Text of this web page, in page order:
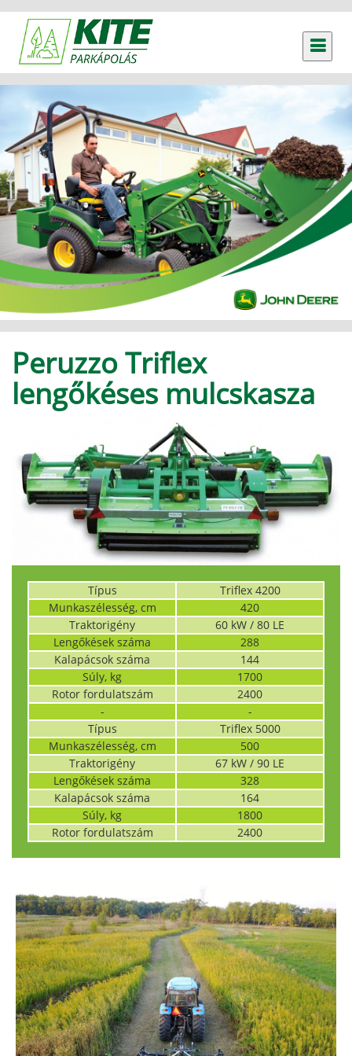
Peruzzo Triflex
lengőkéses mulcskasza
Típus
Triflex 4200
Munkaszélesség, cm
420
Traktorigény
60 kW / 80 LE
Lengőkések száma
288
Kalapácsok száma
144
Súly, kg
1700
Rotor fordulatszám
2400
-
-
Típus
Triflex 5000
Munkaszélesség, cm
500
Traktorigény
67 kW / 90 LE
Lengőkések száma
328
Kalapácsok száma
164
Súly, kg
1800
Rotor fordulatszám
2400